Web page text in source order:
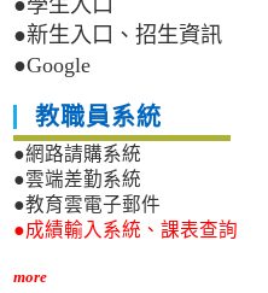
●學生入口
●新生入口、招生資訊
●Google
教職員系統
●網路請購系統
●雲端差勤系統
●教育雲電子郵件
●成績輸入系統、課表查詢
more